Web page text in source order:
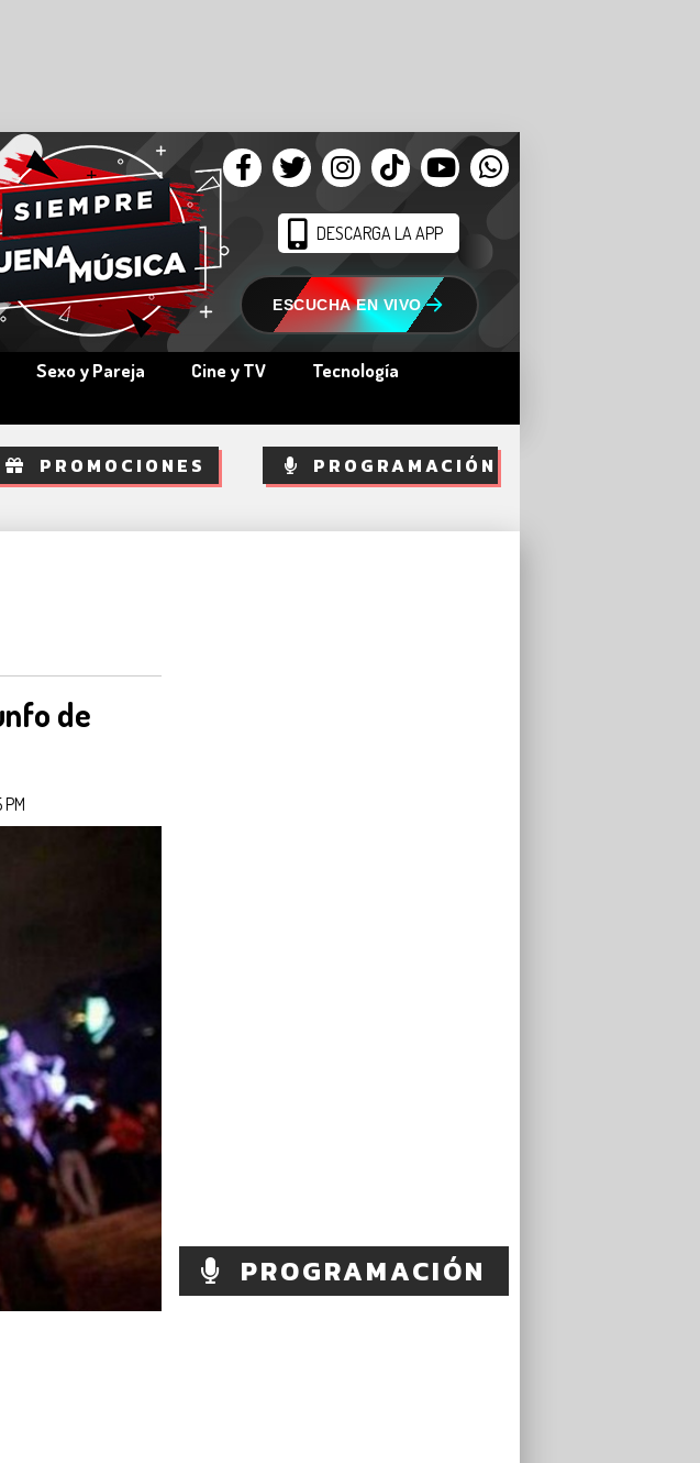
DESCARGA LA APP
ESCUCHA EN VIVO
Sexo y Pareja Cine y TV
Tecnología
PROMOCIONES PROGRAMACIÓN
PROGRAMACIÓN
de